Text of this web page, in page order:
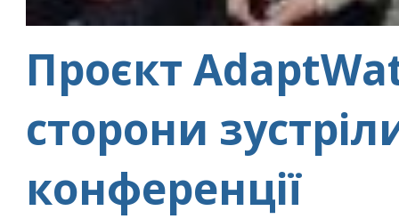
Проєкт
сторони
конференції